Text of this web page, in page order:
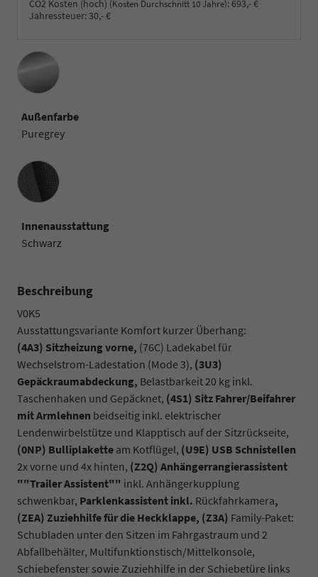
CO2 Kosten (hoch) (Kosten Durchschnitt 10 Jahre): 693,- €
Jahressteuer:30,- €
Außenfarbe
Puregrey
Innenausstattung
Innenausstattung
Schwarz
Beschreibung
V0K5
Ausstattungsvariante Komfort kurzer Überhang:
(4A3) Sitzheizung vorne, (76C) Ladekabel für
Wechselstrom-Ladestation (Mode 3), (3U3)
Gepäckraumabdeckung, Belastbarkeit 20 kg inkl.
Taschenhaken und Gepäcknet, (4S1) Sitz Fahrer/Beifahrer
mit Armlehnen beidseitig inkl. elektrischer
Lendenwirbelstütze und Klapptisch auf der Sitzrückseite,
(0NP) Bulliplakette am Kotflügel, (U9E) USB Schnistellen
2x vorne und 4x hinten, (Z2Q) Anhängerrangierassistent
""Trailer Assistent"" inkl. Anhängerkupplung
schwenkbar, Parklenkassistent inkl. Rückfahrkamera,
(ZEA) Zuziehhilfe für die Heckklappe, (Z3A) Family-Paket:
Schubladen unter den Sitzen im Fahrgastraum und 2
Abfallbehälter, Multifunktionstisch/Mittelkonsole,
Schiebefenster sowie Zuziehhilfe in der Schiebetüre links